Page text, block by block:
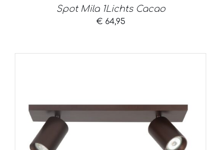
Spot Mila 1Lichts Cacao
€64,95